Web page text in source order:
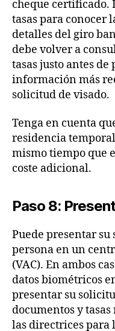
cheque certificado.
tasas para conocer
detalles del giro
debe volver a
tasas justo antes
información más
solicitud de visado.
Tenga en cuenta
residencia
mismo tiempo que
coste adicional.
Paso 8:
Puede presentar
persona en un
(VAC). En ambos
datos biométricos
presentar su
documentos y
las directrices para